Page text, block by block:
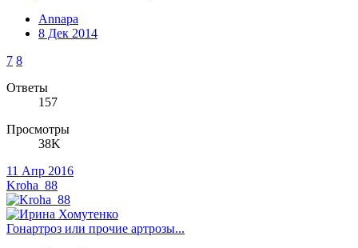
Annapa
8 Дек 2014
7 8
Ответы
157
Просмотры
38K
11 Апр 2016
Kroha_88
Гонартроз или прочие артрозы...